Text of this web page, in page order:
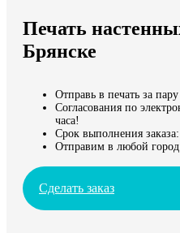
Мы доставляем по всему
Продолжить без города
Печать
Брянске
Отправь в печать за
Согласования по
часа!
Срок выполнения
Отправим в любой
Сделать заказ